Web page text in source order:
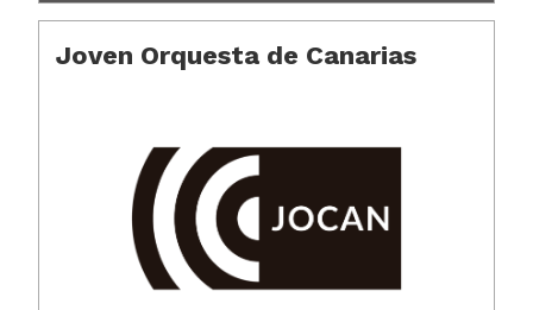
Joven Orquesta de Canarias